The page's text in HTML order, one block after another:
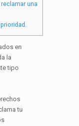
una
en
la
tipo
tu